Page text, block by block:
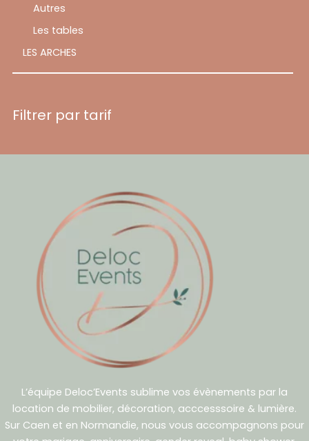
Autres
Les tables
LES ARCHES
Filtrer par tarif
L’équipe Deloc’Events sublime vos évènements par la
location de mobilier, décoration, acccesssoire & lumière.
Sur Caen et en Normandie, nous vous accompagnons pour